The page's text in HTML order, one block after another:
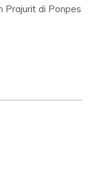
Prajurit di Ponpes